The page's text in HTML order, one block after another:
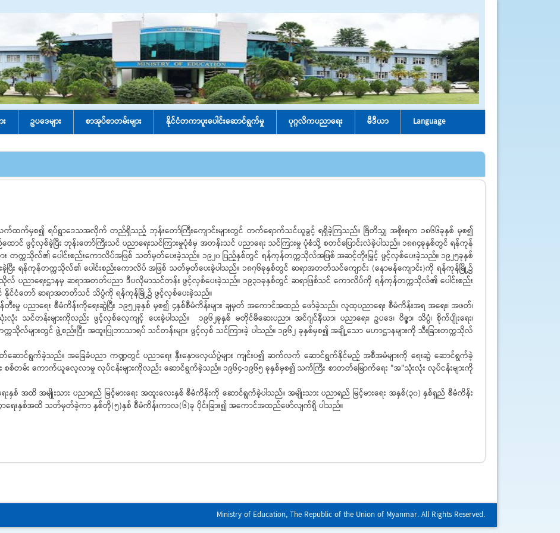
း ဥပဒေများ စာအုပ်စာတမ်းများ နိုင်ငံတကာပူးပေါင်း‌ဆောင်ရွက်မှု ပုဂ္ဂလိကပညာရေး မီဒီယာ Language
ား လက်ထက်မှစ၍ ရပ်ရွာဒေသအလိုက် တည်ရှိသည့် ဘုန်းတော်ကြီးကျောင်းများတွင် တက်ရောက်သင်ယူခွင့် ရရှိခဲ့ကြသည်။ ဗြိတိသျှ အစိုးရက ၁၈၆၆ခုနှစ် မှစ၍
ာင် ဖွင့်လှစ်ခဲ့ပြီး ဘုန်းတော်ကြီးသင် ပညာရေးသင်ကြားမှုပုံစံမှ အတန်းသင် ပညာရေး သင်ကြားမှု ပုံစံသို့ စတင်ပြောင်းလဲခဲ့ပါသည်။ ၁၈၈၄ခုနှစ်တွင် ရန်ကုန်
း တက္ကသိုလ်၏ ပေါင်းစည်းကောလိပ်အဖြစ် သတ်မှတ်ပေးခဲ့သည်။ ၁၉၂၀ ပြည့်နှစ်တွင် ရန်ကုန်တက္ကသိုလ်အဖြစ် အဆင့်တိုးမြှင့် ဖွင့်လှစ်ပေးခဲ့သည်။ ၁၉၂၅ခုနှစ်
ပြီး ရန်ကုန်တက္ကသိုလ်၏ ပေါင်းစည်းကောလိပ် အဖြစ် သတ်မှတ်ပေးခဲ့ပါသည်။ ၁၈၇၆ခုနှစ်တွင် ဆရာအတတ်သင်ကျောင်း (နောမန်ကျောင်း)ကို ရန်ကုန်မြို့၌
ပညာရေးဌာနမှ ဆရာအတတ်ပညာ ဒီပလိုမာသင်တန်း ဖွင့်လှစ်ပေးခဲ့သည်။ ၁၉၃၁ခုနှစ်တွင် ဆရာဖြစ်သင် ကောလိပ်ကို ရန်ကုန်တက္ကသိုလ်၏ ပေါင်းစည်း
နိုင်ငံတော် ဆရာအတတ်သင် သိပ္ပံကို ရန်ကုန်မြို့၌ ဖွင့်လှစ်ပေးခဲ့သည်။
းမှု ပညာရေး စီမံကိန်းကိုရေးဆွဲပြီး ၁၉၅၂ခုနှစ် မှစ၍ ၄နှစ်စီမံကိန်းများ ချမှတ် အကောင်အထည် ဖော်ခဲ့သည်။ လူထုပညာရေး စီမံကိန်းအရ အရေး၊ အဖတ်၊
တန်းများကိုလည်း ဖွင့်လှစ်လေ့ကျင့် ပေးခဲ့ပါသည်။ ၁၉၆၂ခုနှစ် မတိုင်မီဆေးပညာ၊ အင်ဂျင်နီယာ၊ ပညာရေး၊ ဥပဒေ၊ ဝိဇ္ဇာ၊ သိပ္ပံ၊ စိုက်ပျိုးရေး၊
သိုလ်များတွင် ဖွဲ့စည်းပြီး အထူးပြုဘာသာရပ် သင်တန်းများ ဖွင့်လှစ် သင်ကြားခဲ့ ပါသည်။ ၁၉၆၂ ခုနှစ်မှစ၍ အချို့သော မဟာဌာနများကို သီးခြားတက္ကသိုလ်
ျမှတ်ဆောင်ရွက်ခဲ့သည်။ အခြေခံပညာ ကဏ္ဍတွင် ပညာရေး နှီးနှောဖလှယ်ပွဲများ ကျင်းပ၍ ဆက်လက် ဆောင်ရွက်နိုင်မည့် အစီအမံများကို ရေးဆွဲ ဆောင်ရွက်ခဲ့
စစ်တမ်း ကောက်ယူလေ့လာမှု လုပ်ငန်းများကိုလည်း ဆောင်ရွက်ခဲ့သည်။ ၁၉၆၄-၁၉၆၅ ခုနှစ်မှစ၍ သက်ကြီး စာတတ်မြောက်ရေး "အ"သုံးလုံး လုပ်ငန်းများကို
ရေးနှစ် အထိ အမျိုးသား ပညာရည် မြင့်မားရေး အထူးလေးနှစ် စီမံကိန်းကို ဆောင်ရွက်ခဲ့ပါသည်။ အမျိုးသား ပညာရည် မြင့်မားရေး အနှစ်(၃၀) နှစ်ရှည် စီမံကိန်း
ဍာရေးနှစ်အထိ သတ်မှတ်ခဲ့ကာ နှစ်တို(၅)နှစ် စီမံကိန်းကာလ(၆)ခု ပိုင်းခြား၍ အကောင်အထည်ဖော်လျက်ရှိ ပါသည်။
Ministry of Education, The Republic of the Union of Myanmar. All Rights Reserved.